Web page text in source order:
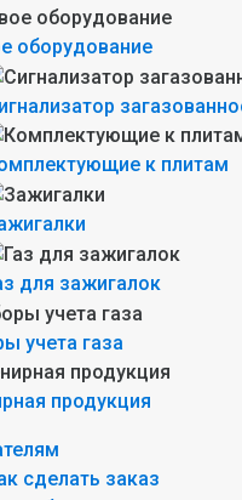
оборудование
к плитам
для зажигалок
учета газа
продукция
сделать заказ